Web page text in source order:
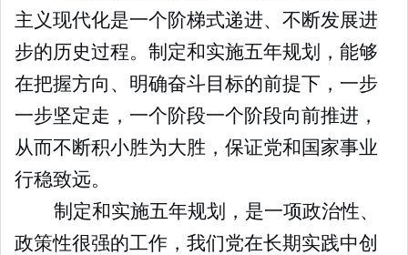
主义现代化是一个阶梯式递进、不断发展进
步的历史过程。制定和实施五年规划，能够
在把握方向、明确奋斗目标的前提下，一步
一步坚定走，一个阶段一个阶段向前推进，
从而不断积小胜为大胜，保证党和国家事业
行稳致远。
制定和实施五年规划，是一项政治性、
政策性很强的工作，我们党在长期实践中创